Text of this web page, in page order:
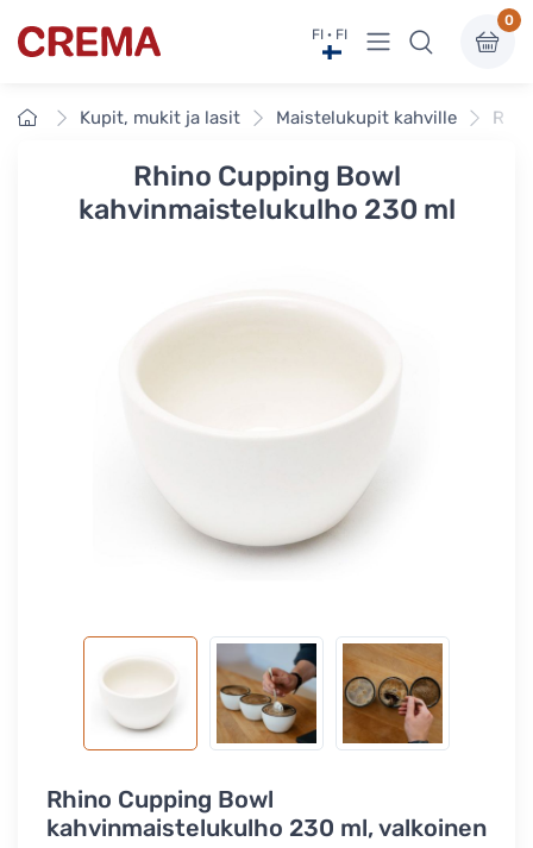
Crema FI · FI Näytä valikko
0
EtusivuKupit, mukit ja lasit Maistelukupit kahville
Rhino Cupping Bowl
kahvinmaistelukulho 230 ml
Rhino Cupping Bowl
kahvinmaistelukulho 230 ml, valkoinen